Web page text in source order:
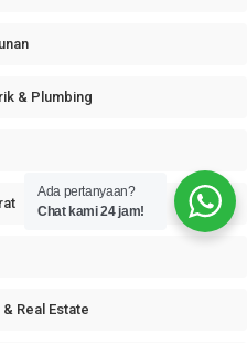
& Plumbing
Real Estate
Ada pertanyaan?
Chat kami 24 jam!